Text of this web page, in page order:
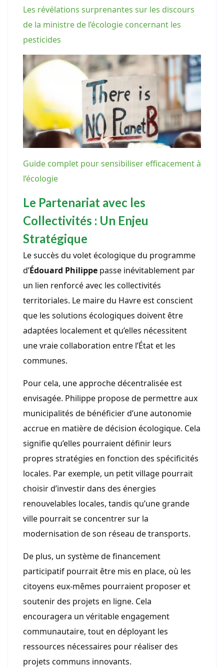
Les révélations surprenantes sur les discours
de la ministre de l’écologie concernant les
pesticides
Guide complet pour sensibiliser efficacement à
l’écologie
Le Partenariat avec les
Collectivités : Un Enjeu
Stratégique
Le succès du volet écologique du programme
d’Édouard Philippe passe inévitablement par
un lien renforcé avec les collectivités
territoriales. Le maire du Havre est conscient
que les solutions écologiques doivent être
adaptées localement et qu’elles nécessitent
une vraie collaboration entre l’État et les
communes.
Pour cela, une approche décentralisée est
envisagée. Philippe propose de permettre aux
municipalités de bénéficier d’une autonomie
accrue en matière de décision écologique. Cela
signifie qu’elles pourraient définir leurs
propres stratégies en fonction des spécificités
locales. Par exemple, un petit village pourrait
choisir d’investir dans des énergies
renouvelables locales, tandis qu’une grande
ville pourrait se concentrer sur la
modernisation de son réseau de transports.
De plus, un système de financement
participatif pourrait être mis en place, où les
citoyens eux-mêmes pourraient proposer et
soutenir des projets en ligne. Cela
encouragera un véritable engagement
communautaire, tout en déployant les
ressources nécessaires pour réaliser des
projets communs innovants.